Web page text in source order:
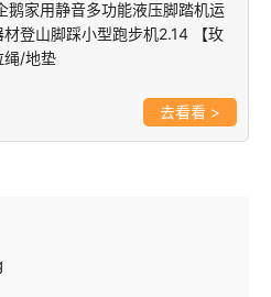
鹅家用静音多功能液压脚踏机运
材登山脚踩小型跑步机2.14 【玫
绳/地垫
>